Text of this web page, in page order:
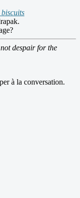
biscuits
despair for the
à la conversation.